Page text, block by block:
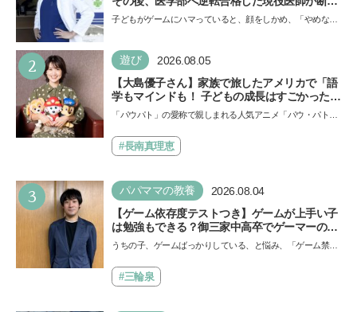
「ゲームの経験が受験勉強に役立った」そう考
子どもがゲームにハマっていると、顔をしかめ、「やめなさ
い…
2 遊び 2026.08.05
【大島優子さん】家族で旅したアメリカで「語
学もマインドも！ 子どもの成長はすごかった」
声優をつとめた映画『パウ・パトロール ザ・ダ
できると子どもに知ってほしい
「パウパト」の愛称で親しまれる人気アニメ「パウ・パトロ
ザ…
#長南真理恵
3 パパママの教養 2026.08.04
【ゲーム依存度テストつき】ゲームが上手い子
は勉強もできる？御三家中高卒でゲーマーの医
師・阿部智史さんが教えるゲームしながら受験
うちの子、ゲームばっかりしている、と悩み、「ゲーム禁
も…
#三輪泉